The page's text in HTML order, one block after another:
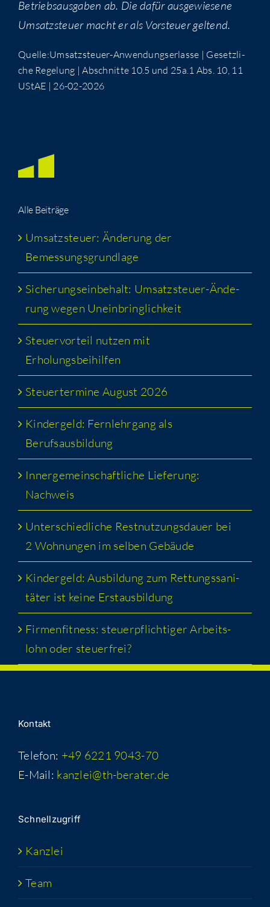
Betriebs­aus­ga­ben ab. Die dafür aus­ge­wie­se­ne
Umsatz­steu­er macht er als Vor­steu­er geltend.
Quelle:Umsatzsteuer-Anwendungserlasse | Gesetz­li­
che Rege­lung | Abschnit­te 10.5 und 25a.1 Abs. 10, 11
UStAE | 26-02-2026
Alle Bei­trä­ge
Umsatz­steu­er: Ände­rung der
Bemessungsgrundlage
Siche­rungs­ein­be­halt: Umsatz­steu­er-Ände­
rung wegen Uneinbringlichkeit
Steu­er­vor­teil nut­zen mit
Erholungsbeihilfen
Steu­er­ter­mi­ne August 2026
Kin­der­geld: Fern­lehr­gang als
Berufsausbildung
Inner­ge­mein­schaft­li­che Lie­fe­rung:
Nachweis
Unter­schied­li­che Rest­nut­zungs­dau­er bei
2 Woh­nun­gen im sel­ben Gebäude
Kin­der­geld: Aus­bil­dung zum Ret­tungs­sa­ni­
tä­ter ist kei­ne Erstausbildung
Fir­men­fit­ness: steu­er­pflich­ti­ger Arbeits­
lohn oder steuerfrei?
Kon­takt
Telefon: +49 6221 9043-70
E-Mail: kanzlei@th-berater.de
Schnell­zu­griff
Kanz­lei
Team